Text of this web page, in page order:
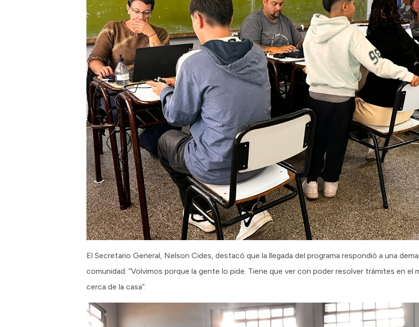
El Secretario General, Nelson Cides, destacó que la llegada del programa respondió a una
comunidad: “Volvimos porque la gente lo pide. Tiene que ver con poder resolver trámites en el
cerca de la casa”.